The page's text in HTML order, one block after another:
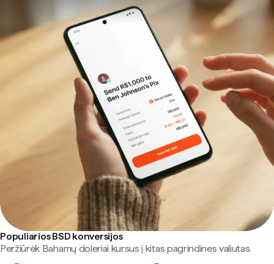
Populiarios BSD konversijos
Peržiūrėk Bahamų doleriai kursus į kitas pagrindines valiutas.